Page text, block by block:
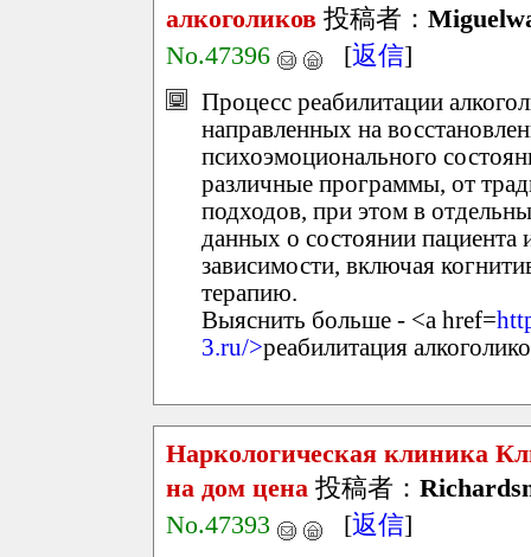
алкоголиков 投稿者：
No.47396
[返信]
Процесс реабилитации
направленных на
психоэмоционального
различные программы, от
подходов, при этом в
данных о состоянии пациента
зависимости, включая
терапию.
Выяснить больше - <a href=
3.ru/>реабилитация
Наркологическая клиника
на дом цена 投稿者：
No.47393
[返信]